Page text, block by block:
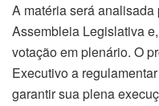
A matéria será
Assembleia Legislativa
votação em plenário. O
Executivo a
garantir sua plena